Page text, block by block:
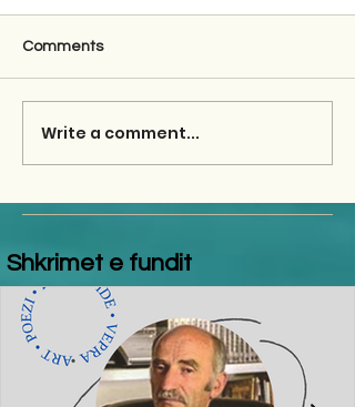
Comments
Write a comment...
Shkrimet e fundit